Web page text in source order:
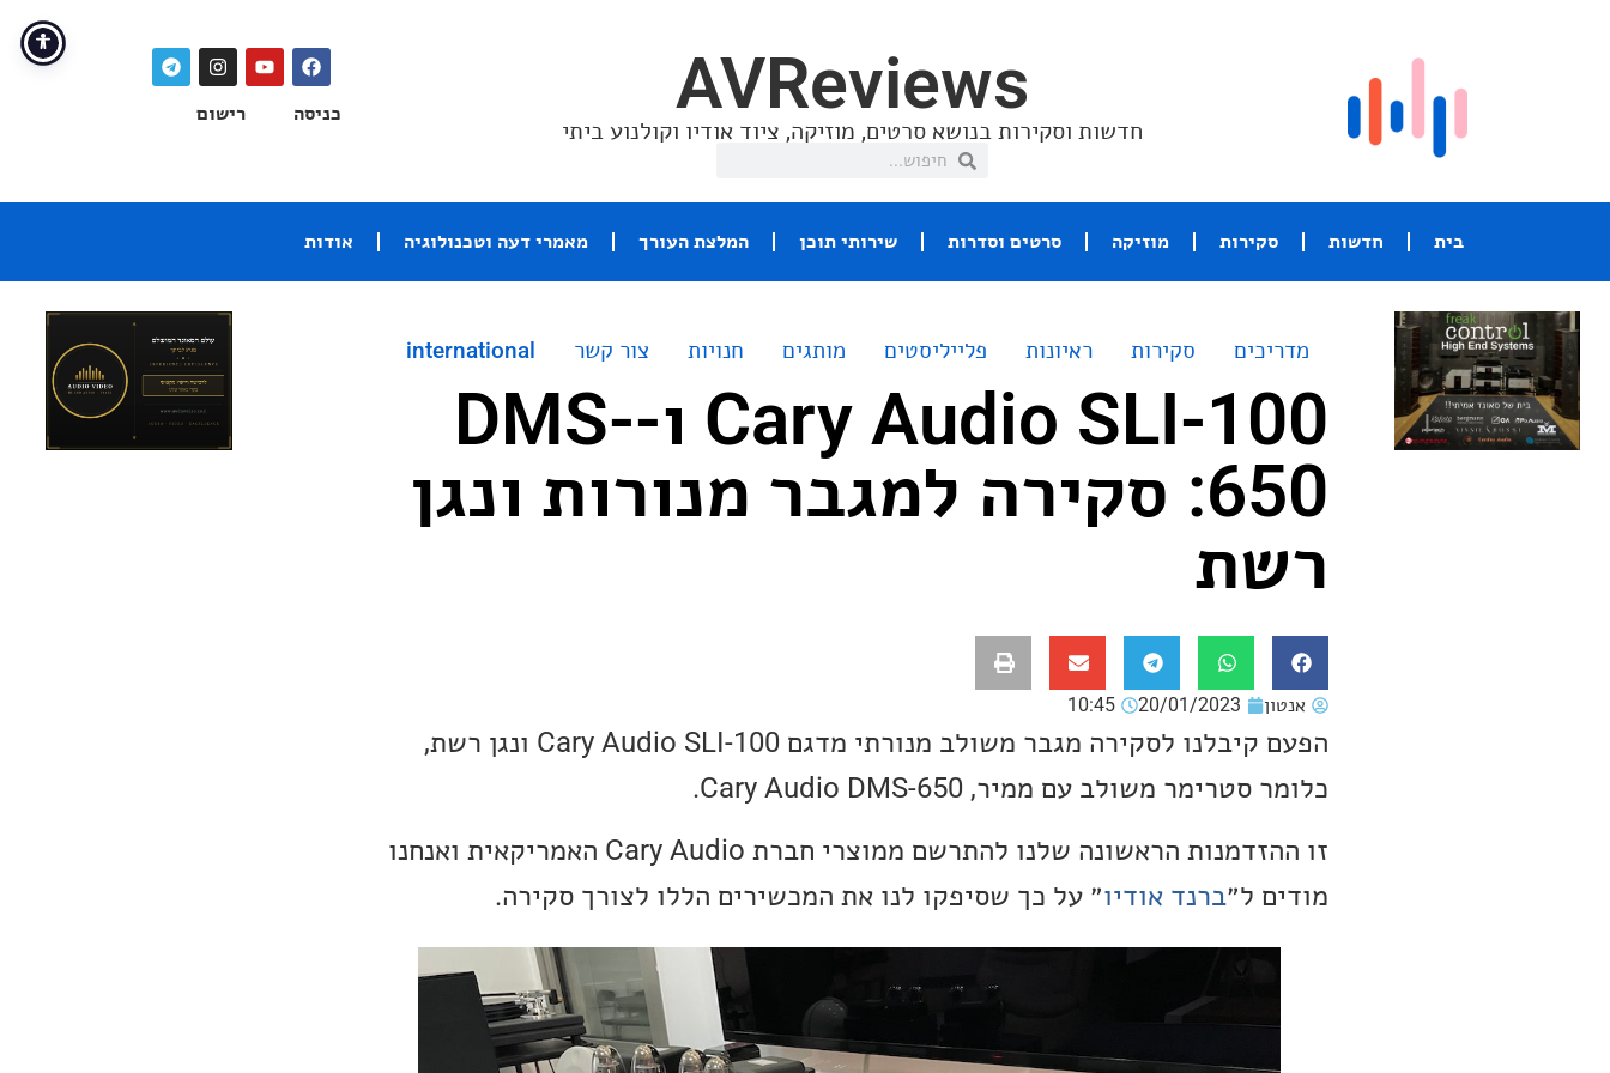
AVReviews
חדשות וסקירות בנושא סרטים, מוזיקה, ציוד אודיו וקולנוע ביתי
כניסה רישום
בית חדשות סקירות מוזיקה סרטים וסדרות שירותי תוכן המלצת העורך מאמרי דעה וטכנולוגיה אודות
מדריכים סקירות ראיונות פלייליסטים מותגים חנויות צור קשר international
Cary Audio SLI-100 ו-DMS-
650: סקירה למגבר מנורות ונגן
רשת
אנטון 20/01/2023
10:45
הפעם קיבלנו לסקירה מגבר משולב מנורתי מדגם Cary Audio SLI-100 ונגן רשת,
כלומר סטרימר משולב עם ממיר, Cary Audio DMS-650.
זו ההזדמנות הראשונה שלנו להתרשם ממוצרי חברת Cary Audio האמריקאית ואנחנו
מודים ל״ברנד אודיו״ על כך שסיפקו לנו את המכשירים הללו לצורך סקירה.